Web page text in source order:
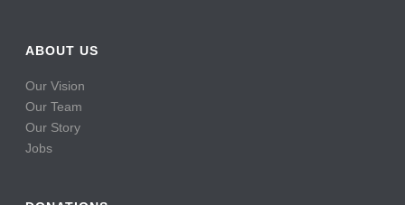
ABOUT US
Our Vision
Our Team
Our Story
Jobs